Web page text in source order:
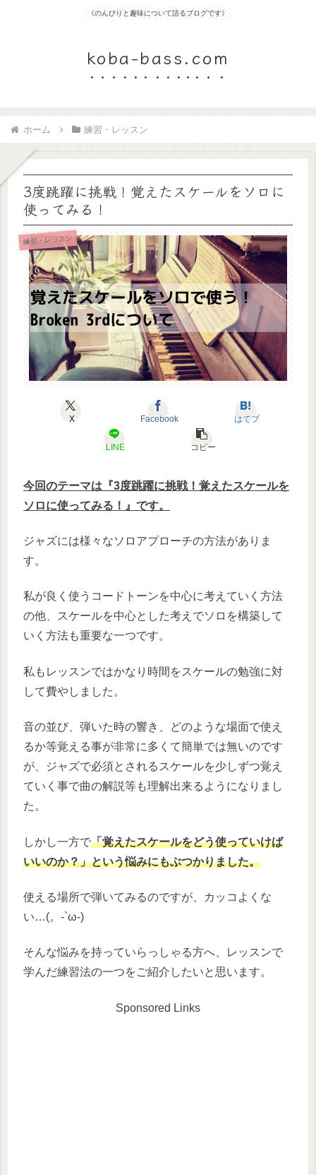
《のんびりと趣味について語るブログです》
koba-bass.com
ホーム 練習・レッスン
3度跳躍に挑戦！覚えたスケールをソロに
使ってみる！
練習・レッスン
X Facebook はてブ
LINE コピー
今回のテーマは『3度跳躍に挑戦！覚えたスケールを
ソロに使ってみる！』です。
ジャズには様々なソロアプローチの方法がありま
す。
私が良く使うコードトーンを中心に考えていく方法
の他、スケールを中心とした考えでソロを構築して
いく方法も重要な一つです。
私もレッスンではかなり時間をスケールの勉強に対
して費やしました。
音の並び、弾いた時の響き、どのような場面で使え
るか等覚える事が非常に多くて簡単では無いのです
が、ジャズで必須とされるスケールを少しずつ覚え
ていく事で曲の解説等も理解出来るようになりまし
た。
しかし一方で「覚えたスケールをどう使っていけば
いいのか？」という悩みにもぶつかりました。
使える場所で弾いてみるのですが、カッコよくな
い…(。-`ω-)
そんな悩みを持っていらっしゃる方へ、レッスンで
学んだ練習法の一つをご紹介したいと思います。
Sponsored Links